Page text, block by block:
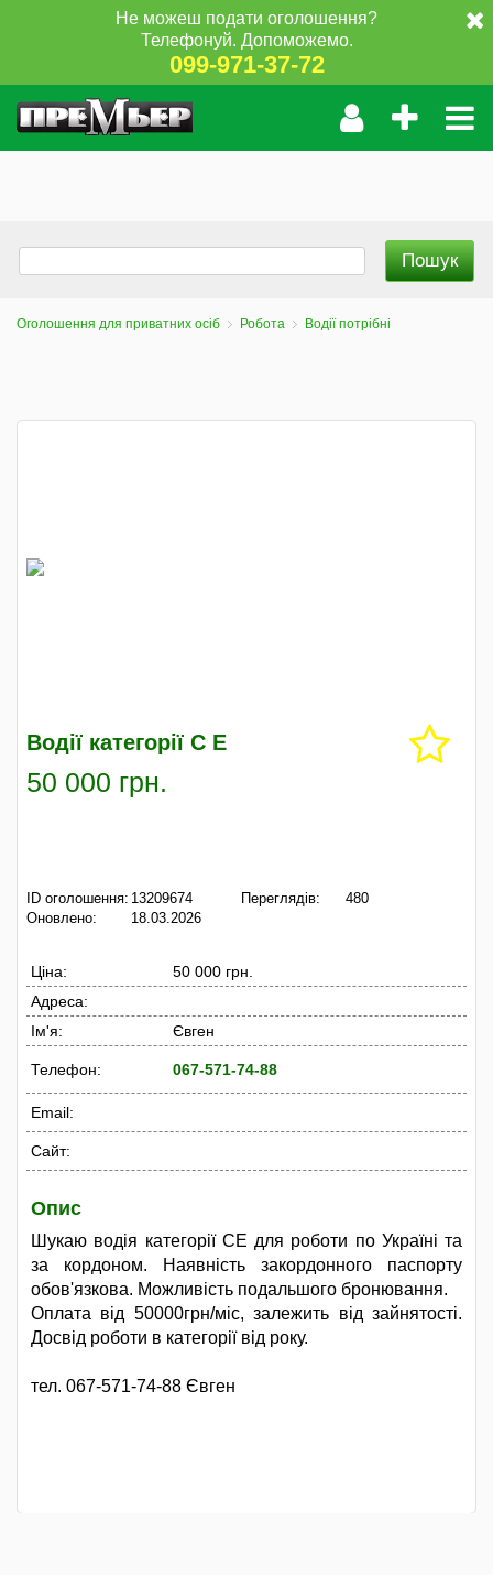
Не можеш подати оголошення?
Телефонуй. Допоможемо.
099-971-37-72
Оголошення для приватних осіб Робота Водії потрібні
Водії категорії С Е
50 000 грн.
ID оголошення: 13209674
Оновлено:
18.03.2026
Переглядів: 480
Ціна:
50 000 грн.
Адреса:
Ім'я:
Євген
Телефон: 067-571-74-88
Email:
Сайт:
Опис
Шукаю водія категорії СЕ для роботи по Україні та
за кордоном. Наявність закордонного паспорту
обов'язкова. Можливість подальшого бронювання.
Оплата від 50000грн/міс, залежить від зайнятості.
Досвід роботи в категорії від року.
тел. 067-571-74-88 Євген